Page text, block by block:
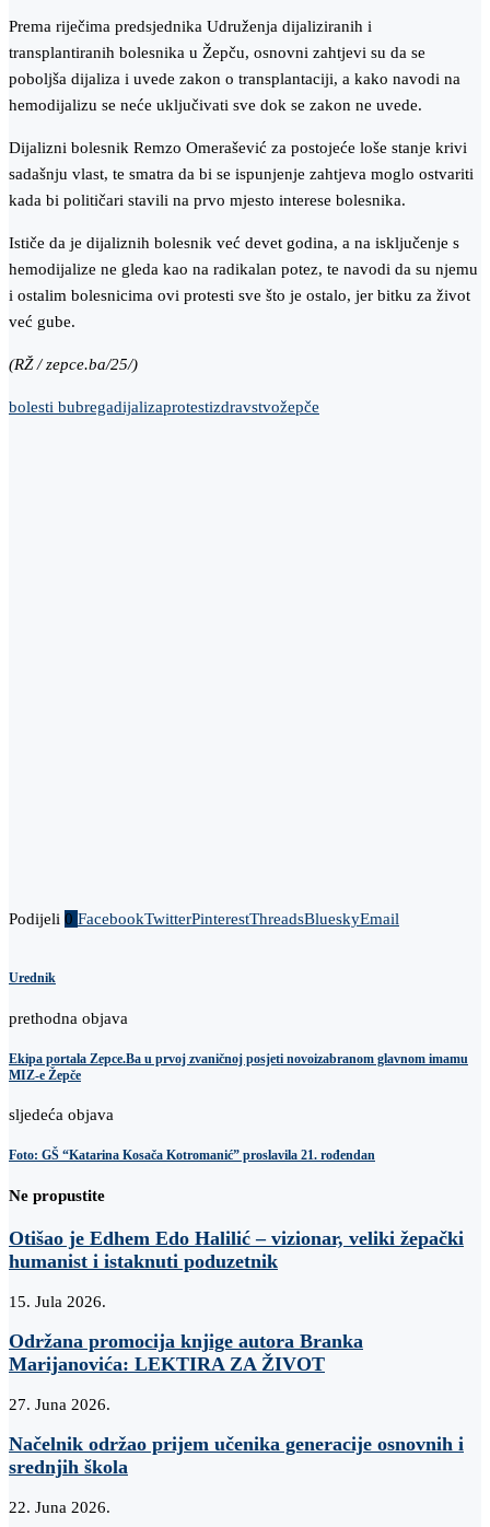
Prema riječima predsjednika Udruženja dijaliziranih i
transplantiranih bolesnika u Žepču, osnovni zahtjevi su da se
poboljša dijaliza i uvede zakon o transplantaciji, a kako navodi na
hemodijalizu se neće uključivati sve dok se zakon ne uvede.
Dijalizni bolesnik Remzo Omerašević za postojeće loše stanje krivi
sadašnju vlast, te smatra da bi se ispunjenje zahtjeva moglo ostvariti
kada bi političari stavili na prvo mjesto interese bolesnika.
Ističe da je dijaliznih bolesnik već devet godina, a na isključenje s
hemodijalize ne gleda kao na radikalan potez, te navodi da su njemu
i ostalim bolesnicima ovi protesti sve što je ostalo, jer bitku za život
već gube.
(RŽ / zepce.ba/25/)
bolesti bubregadijalizaprotestizdravstvožepče
Podijeli 0 FacebookTwitterPinterestThreadsBlueskyEmail
Urednik
prethodna objava
Ekipa portala Zepce.Ba u prvoj zvaničnoj posjeti novoizabranom glavnom imamu
MIZ-e Žepče
sljedeća objava
Foto: GŠ “Katarina Kosača Kotromanić” proslavila 21. rođendan
Ne propustite
Otišao je Edhem Edo Halilić – vizionar, veliki žepački
humanist i istaknuti poduzetnik
15. Jula 2026.
Održana promocija knjige autora Branka
Marijanovića: LEKTIRA ZA ŽIVOT
27. Juna 2026.
Načelnik održao prijem učenika generacije osnovnih i
srednjih škola
22. Juna 2026.